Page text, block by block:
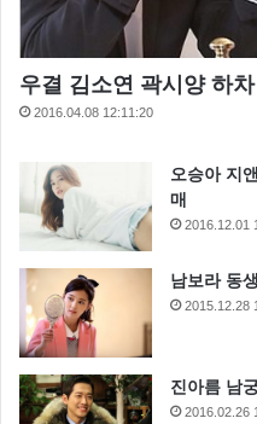
우결 김소연 곽시양 하
2016.04.08 12:11:20
오승아 지
매
2016.12.01
남보라 동
2015.12.28
진아름 남
2016.02.26